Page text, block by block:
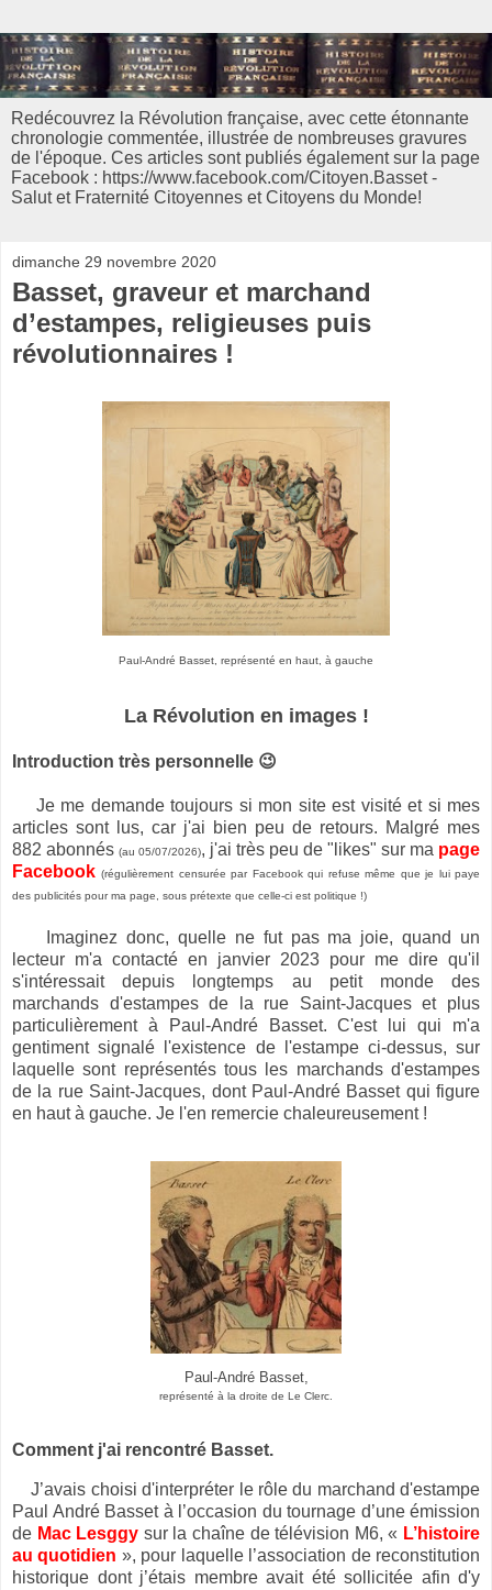
Redécouvrez la Révolution française, avec cette étonnante
chronologie commentée, illustrée de nombreuses gravures
de l'époque. Ces articles sont publiés également sur la page
Facebook : https://www.facebook.com/Citoyen.Basset -
Salut et Fraternité Citoyennes et Citoyens du Monde!
dimanche 29 novembre 2020
Basset, graveur et marchand
d’estampes, religieuses puis
révolutionnaires !
Paul-André Basset, représenté en haut, à gauche
La Révolution en images !
Introduction très personnelle 😉
Je me demande toujours si mon site est visité et si mes
articles sont lus, car j'ai bien peu de retours. Malgré mes
882 abonnés (au 05/07/2026), j'ai très peu de "likes" sur ma page
Facebook (régulièrement censurée par Facebook qui refuse même que je lui paye
des publicités pour ma page, sous prétexte que celle-ci est politique !)
Imaginez donc, quelle ne fut pas ma joie, quand un
lecteur m'a contacté en janvier 2023 pour me dire qu'il
s'intéressait depuis longtemps au petit monde des
marchands d'estampes de la rue Saint-Jacques et plus
particulièrement à Paul-André Basset. C'est lui qui m'a
gentiment signalé l'existence de l'estampe ci-dessus, sur
laquelle sont représentés tous les marchands d'estampes
de la rue Saint-Jacques, dont Paul-André Basset qui figure
en haut à gauche. Je l'en remercie chaleureusement !
Paul-André Basset,
représenté à la droite de Le Clerc.
Comment j'ai rencontré Basset.
J’avais choisi d'interpréter le rôle du marchand d'estampe
Paul André Basset à l’occasion du tournage d’une émission
de Mac Lesggy sur la chaîne de télévision M6, « L’histoire
au quotidien », pour laquelle l’association de reconstitution
historique dont j’étais membre avait été sollicitée afin d'y